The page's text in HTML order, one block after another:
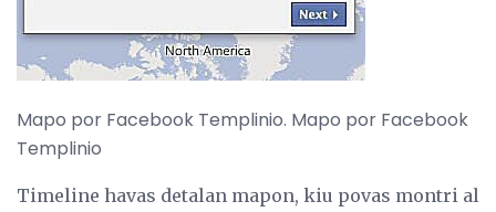
Mapo por Facebook Templinio. Mapo por Facebook
Templinio
Timeline havas detalan mapon, kiu povas montri al